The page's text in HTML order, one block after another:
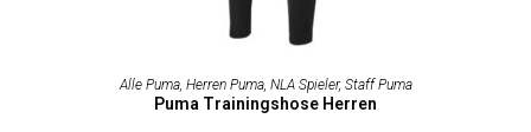
AUSFÜHRUNG WÄHLEN
Alle Puma, Herren Puma, NLA Spieler, Staff Puma
Puma Trainingshose Herren